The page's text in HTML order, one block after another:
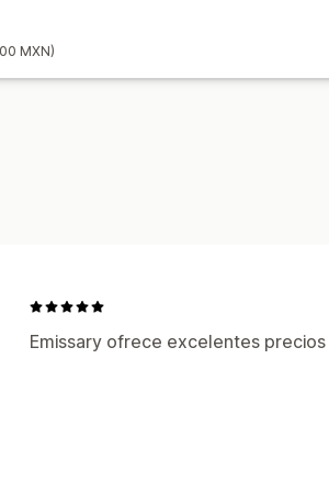
MXN)
Emissary ofrece excelentes precios